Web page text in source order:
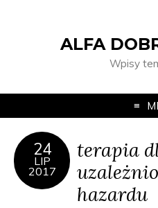
ALFA
Wpisy
24
LIP
2017
terapia
hazardu